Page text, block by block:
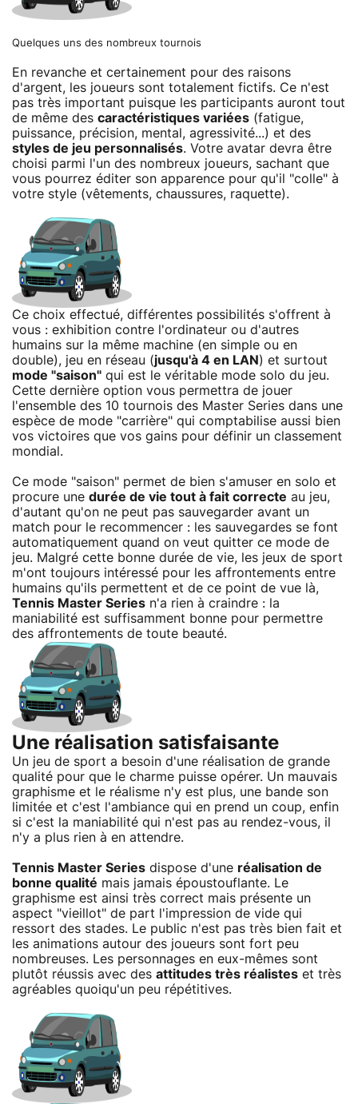
Quelques uns des nombreux tournois
En revanche et certainement pour des raisons
d'argent, les joueurs sont totalement fictifs. Ce n'est
pas très important puisque les participants auront tout
de même des caractéristiques variées (fatigue,
puissance, précision, mental, agressivité...) et des
styles de jeu personnalisés. Votre avatar devra être
choisi parmi l'un des nombreux joueurs, sachant que
vous pourrez éditer son apparence pour qu'il "colle" à
votre style (vêtements, chaussures, raquette).
Ce choix effectué, différentes possibilités s'offrent à
vous : exhibition contre l'ordinateur ou d'autres
humains sur la même machine (en simple ou en
double), jeu en réseau (jusqu'à 4 en LAN ) et surtout
mode "saison" qui est le véritable mode solo du jeu.
Cette dernière option vous permettra de jouer
l'ensemble des 10 tournois des Master Series dans une
espèce de mode "carrière" qui comptabilise aussi bien
vos victoires que vos gains pour définir un classement
mondial.
Ce mode "saison" permet de bien s'amuser en solo et
procure une durée de vie tout à fait correcte au jeu,
d'autant qu'on ne peut pas sauvegarder avant un
match pour le recommencer : les sauvegardes se font
automatiquement quand on veut quitter ce mode de
jeu. Malgré cette bonne durée de vie, les jeux de sport
m'ont toujours intéressé pour les affrontements entre
humains qu'ils permettent et de ce point de vue là,
Tennis Master Series n'a rien à craindre : la
maniabilité est suffisamment bonne pour permettre
des affrontements de toute beauté.
Une réalisation satisfaisante
Un jeu de sport a besoin d'une réalisation de grande
qualité pour que le charme puisse opérer. Un mauvais
graphisme et le réalisme n'y est plus, une bande son
limitée et c'est l'ambiance qui en prend un coup, enfin
si c'est la maniabilité qui n'est pas au rendez-vous, il
n'y a plus rien à en attendre.
Tennis Master Series dispose d'une réalisation de
bonne qualité mais jamais époustouflante. Le
graphisme est ainsi très correct mais présente un
aspect "vieillot" de part l'impression de vide qui
ressort des stades. Le public n'est pas très bien fait et
les animations autour des joueurs sont fort peu
nombreuses. Les personnages en eux-mêmes sont
plutôt réussis avec des attitudes très réalistes et très
agréables quoiqu'un peu répétitives.